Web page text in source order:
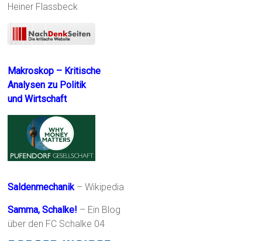
Heiner Flassbeck
Makroskop – Kritische
Analysen zu Politik
und Wirtschaft
Saldenmechanik– Wikipedia
Samma, Schalke! – Ein Blog
über den FC Schalke 04